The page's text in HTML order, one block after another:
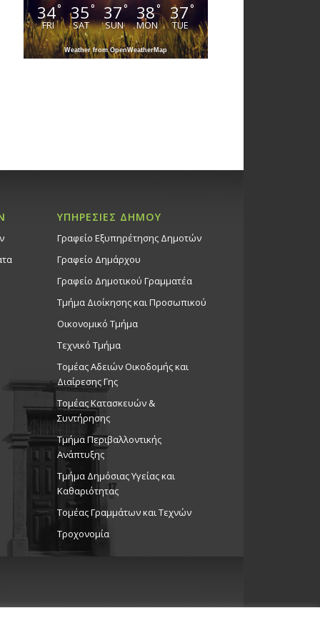
34°
FRI
35°
SAT
37°
SUN
38°
MON
37°
TUE
Weather from OpenWeatherMap
ΥΠΗΡΕΣΙΕΣ ΔΗΜΟΥ
Γραφείο Εξυπηρέτησης Δημοτών
Γραφείο Δημάρχου
Γραφείο Δημοτικού Γραμματέα
Τμήμα Διοίκησης και Προσωπικού
Οικονομικό Τμήμα
Τεχνικό Τμήμα
Τομέας Αδειών Οικοδομής και
Διαίρεσης Γης
Τομέας Κατασκευών &
Συντήρησης
Τμήμα Περιβαλλοντικής
Ανάπτυξης
Tμήμα Δημόσιας Υγείας και
Καθαριότητας
Τομέας Γραμμάτων και Τεχνών
Τροχονομία